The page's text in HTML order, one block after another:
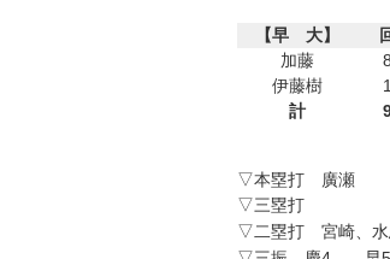
【早 大】
加藤
8
伊藤樹
1
計
▽本塁打 廣瀬
▽三塁打
▽二塁打 宮崎、水